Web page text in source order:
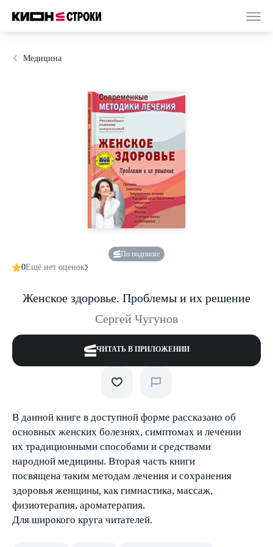
Медицина
По подписке
0Ещё нет оценок
Женское здоровье. Проблемы и их решение
Сергей Чугунов
ЧИТАТЬ В ПРИЛОЖЕНИИ
В данной книге в доступной форме рассказано об
основных женских болезнях, симптомах и лечении
их традиционными способами и средствами
народной медицины. Вторая часть книги
посвящена таким методам лечения и сохранения
здоровья женщины, как гимнастика, массаж,
физиотерапия, ароматерапия.
Для широкого круга читателей.